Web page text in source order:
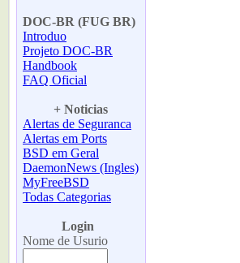
DOC-BR (FUG BR)
Introduo
Projeto DOC-BR
Handbook
FAQ Oficial
+ Noticias
Alertas de Seguranca
Alertas em Ports
BSD em Geral
DaemonNews (Ingles)
MyFreeBSD
Todas Categorias
Login
Nome de Usurio